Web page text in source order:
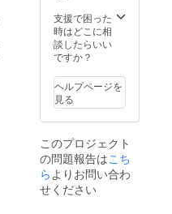
支援で困った
時はどこに相
談したらいい
ですか？
ヘルプページを
見る
このプロジェクト
の問題報告はこち
らよりお問い合わ
せください